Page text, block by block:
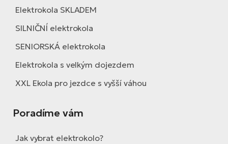
Elektrokola SKLADEM
SILNIČNÍ elektrokola
SENIORSKÁ elektrokola
Elektrokola s velkým dojezdem
XXL Ekola pro jezdce s vyšší váhou
Poradíme vám
Jak vybrat elektrokolo?